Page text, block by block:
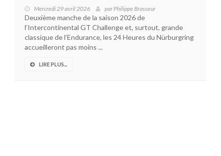
Mercredi 29 avril 2026 parPhilippe Brasseur
Deuxième manche de la saison 2026 de
l’Intercontinental GT Challenge et, surtout, grande
classique de l’Endurance, les 24 Heures du Nürburgring
accueilleront pas moins ...
LIRE PLUS...